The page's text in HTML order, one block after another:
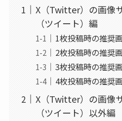
X（Twitter）の画像
（ツイート）編
1枚投稿時の推奨
2枚投稿時の推奨
3枚投稿時の推奨
4枚投稿時の推奨
X（Twitter）の画像
（ツイート）以外編